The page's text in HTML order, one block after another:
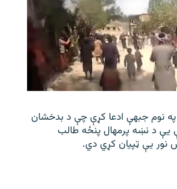
په نوم جبهې ادعا کړې چې د بدخشان
يې د نښه پرمهال پنځه طالب
نور يې ټپیان کړي دي.